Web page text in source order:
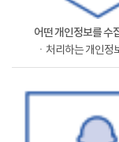
어떤 개인정보를 수
ㆍ처리하는 개인정